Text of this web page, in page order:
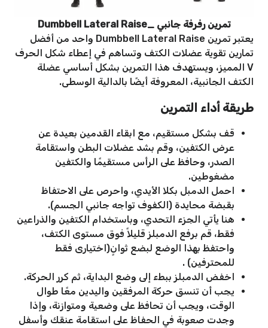
تمرين رفرفة جانبي _Dumbbell Lateral Raise
يعتبر تمرين Dumbbell Lateral Raise واحد من أفضل
تمارين تقوية عضلات الكتف وتساهم في إعطاء شكل الحرف
V المميز، ويستهدف هذا التمرين بشكل أساسي عضلة
الكتف الجانبية، المعروفة أيضًا بالدالية الوسطى.
طريقة أداء التمرين
قف بشكل مستقيم، مع ابقاء القدمين بعيدة عن
عرض الكتفين، وقم بشد عضلات البطن واستقامة
الصدر، وحافظ على الرأس مستقيمًا والكتفين
مضغوطين.
احمل الدمبل بكلا الأيدي، واحرص على الاحتفاظ
بقبضة محايدة (الكفوف تواجه جانبي الجسم).
هنا يأتي الجزء التحدي، وباستخدام الكتفين والذراعين
فقط، قم برفع الدمبلز قليلاً فوق مستوى الكتف،
واحتفظ بهذا الوضع لبضع ثوانٍ(اختيارى فقط
للمحترفين) .
اخفض الدمبلز ببطء إلى وضع البداية، ثم كرر الحركة.
يجب أن تنسق حركة المرفقين واليدين معًا طوال
الوقت، ويجب أن تحافظ على وضعية ومتوازنة، وإذا
وجدت صعوبة في الحفاظ على استقامة عنقك وأسفل